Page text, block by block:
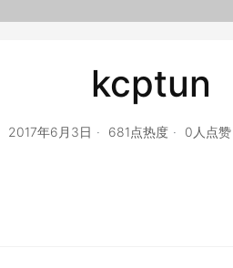
kcptun
2017年6月3日 681点热度 0人点赞